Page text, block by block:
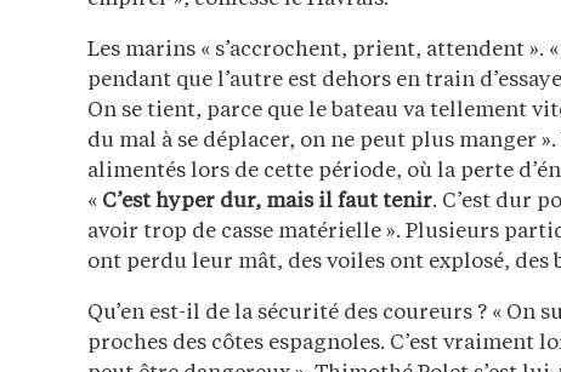
Les marins « s’accrochent, prient, attendent ».
pendant que l’autre est dehors en train
On se tient, parce que le bateau va tellement
du mal à se déplacer, on ne peut plus manger
alimentés lors de cette période, où la perte
« C’est hyper dur, mais il faut tenir. C’est dur
avoir trop de casse matérielle ». Plusieurs
ont perdu leur mât, des voiles ont explosé, des
Qu’en est-il de la sécurité des coureurs ? «
proches des côtes espagnoles. C’est vraiment